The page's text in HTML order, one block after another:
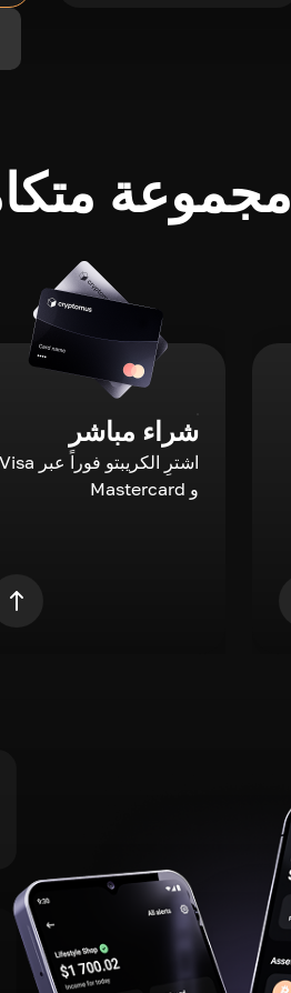
مجموعة
شراء مباشر
اشترِ الكريبتو فوراً عبر Visa
و Mastercard